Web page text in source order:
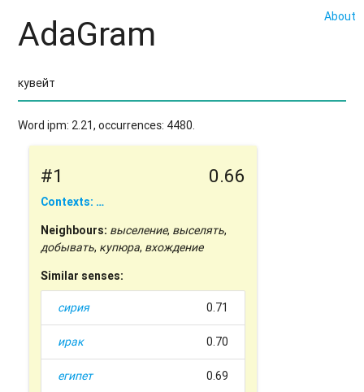
About
AdaGram
Word ipm: 2.21, occurrences: 4480.
#1 0.66
Contexts: …
Neighbours: выселение, выселять,
добывать, купюра, вхождение
Similar senses:
сирия 0.71
ирак 0.70
египет 0.69